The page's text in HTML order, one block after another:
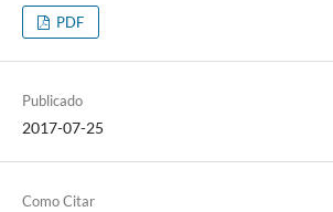
PDF
Publicado
2017-07-25
Como Citar